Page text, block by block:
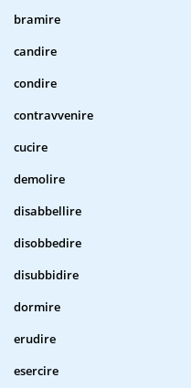
bramire
candire
condire
contravvenire
cucire
demolire
disabbellire
disobbedire
disubbidire
dormire
erudire
esercire